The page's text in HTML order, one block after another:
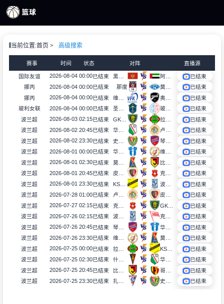
播
闻
当前位置:首页 高级搜索
赛事 时间 状态 对阵 直播源
国际友谊 2026-08-04 00:00已结束
已结束
挪丙
2026-08-04 00:00已结束 那度
已结束
挪丙
2026-08-04 00:00已结束
已结束
玻利女联
2026-08-04 00:00已结束
已结束
波兰超
2026-08-03 02:15已结束
已结束
波兰超
2026-08-02 20:45已结束
已结束
波兰超
2026-08-02 23:30已结束
已结束
波兰超
2026-08-01 00:00已结束
已结束
波兰超
2026-08-01 02:30已结束
已结束
波兰超
2026-08-01 20:45已结束
已结束
波兰超
2026-08-01 23:30已结束
已结束
波兰超
2026-07-28 01:00已结束
已结束
波兰超
2026-07-27 02:15已结束
已结束
波兰超
2026-07-26 02:15已结束
已结束
波兰超
2026-07-26 20:45已结束
已结束
波兰超
2026-07-26 23:30已结束
已结束
波兰超
2026-07-25 00:00已结束
已结束
波兰超
2026-07-25 02:30已结束
已结束
波兰超
2026-07-25 20:45已结束
已结束
波兰超
2026-07-25 23:30已结束 已结束